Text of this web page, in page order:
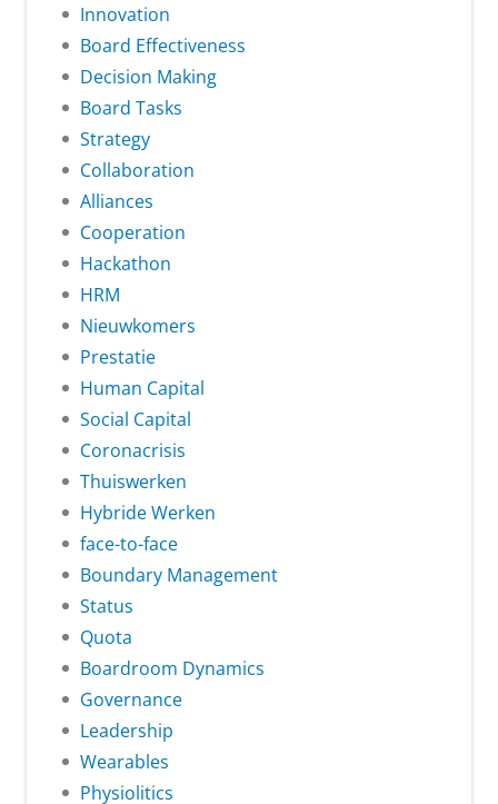
Innovation
Board Effectiveness
Decision Making
Board Tasks
Strategy
Collaboration
Alliances
Cooperation
Hackathon
HRM
Nieuwkomers
Prestatie
Human Capital
Social Capital
Coronacrisis
Thuiswerken
Hybride Werken
face-to-face
Boundary Management
Status
Quota
Boardroom Dynamics
Governance
Leadership
Wearables
Physiolitics